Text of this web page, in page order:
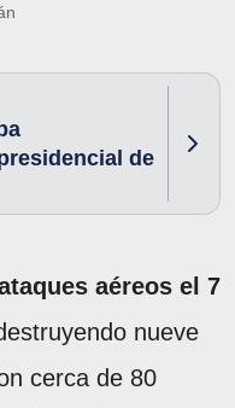
de
aéreos el 7
nueve
cerca de 80